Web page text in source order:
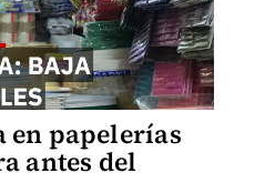
en papelerías
antes del